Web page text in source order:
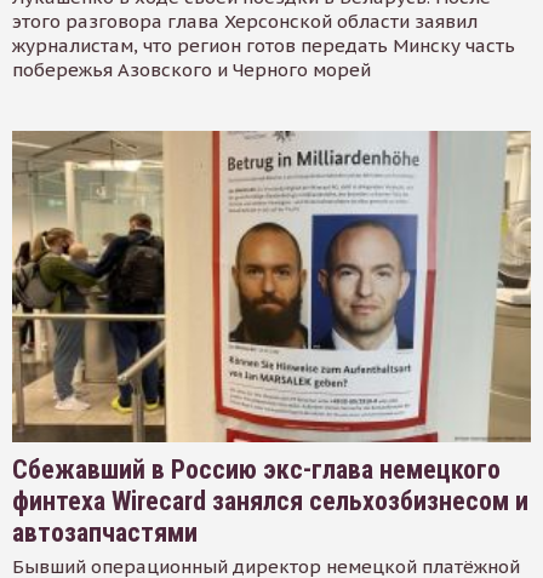
этого разговора глава Херсонской области заявил
журналистам, что регион готов передать Минску часть
побережья Азовского и Черного морей
Сбежавший в Россию экс-глава немецкого
финтеха Wirecard занялся сельхозбизнесом и
автозапчастями
Бывший операционный директор немецкой платёжной